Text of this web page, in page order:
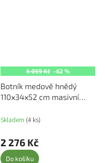
6 059 Kč –62 %
Botník medově hnědý
110x34x52 cm masivní
Skladem (4 ks)
2 276 Kč
Do košíku